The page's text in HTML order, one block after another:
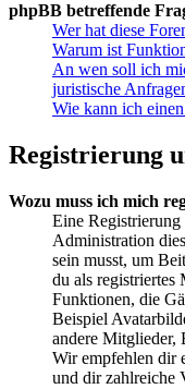
phpBB betreffende
Wer hat diese
Warum ist
An wen soll ich
juristische
Wie kann ich
Registrierung
Wozu muss ich mich
Eine
Administration
sein musst, um
du als
Funktionen, die
Beispiel
andere Mitglieder,
Wir empfehlen dir
und dir zahlreiche